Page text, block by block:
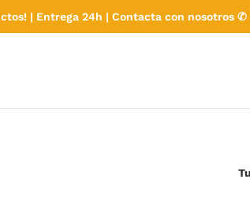
| Entrega 24h | Contacta con nosotros